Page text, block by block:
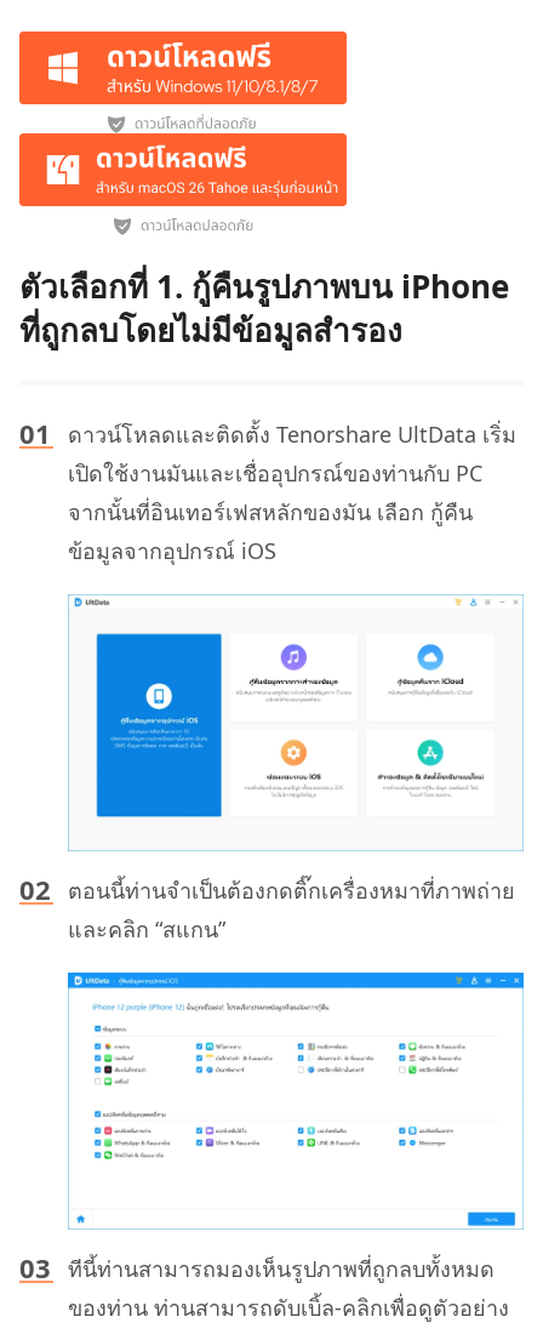
ตัวเลือกที่ 1. กู้คืนรูปภาพบน iPhone
ที่ถูกลบโดยไม่มีข้อมูลสำรอง
ดาวน์โหลดและติดตั้ง Tenorshare UltData เริ่ม
เปิดใช้งานมันและเชื่ออุปกรณ์ของท่านกับ PC
จากนั้นที่อินเทอร์เฟสหลักของมัน เลือก กู้คืน
ข้อมูลจากอุปกรณ์ iOS
ตอนนี้ท่านจำเป็นต้องกดติ๊กเครื่องหมาที่ภาพถ่าย
และคลิก “สแกน”
ทีนี้ท่านสามารถมองเห็นรูปภาพที่ถูกลบทั้งหมด
ของท่าน ท่านสามารถดับเบิ้ล-คลิกเพื่อดูตัวอย่าง